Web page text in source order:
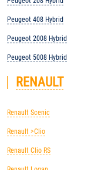
Peugeot 408 Hybrid
Peugeot 2008 Hybrid
Peugeot 5008 Hybrid
RENAULT
Renault Scenic
Renault >Clio
Renault Clio RS